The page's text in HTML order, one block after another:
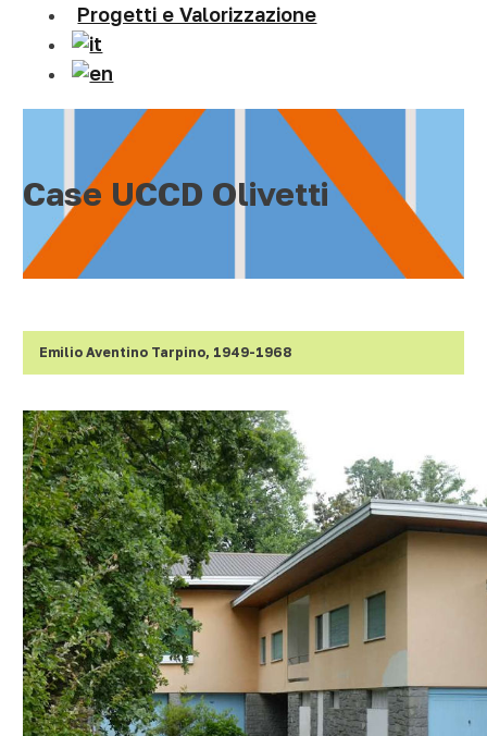
Progetti e Valorizzazione
Case UCCD Olivetti
Emilio Aventino Tarpino, 1949-1968